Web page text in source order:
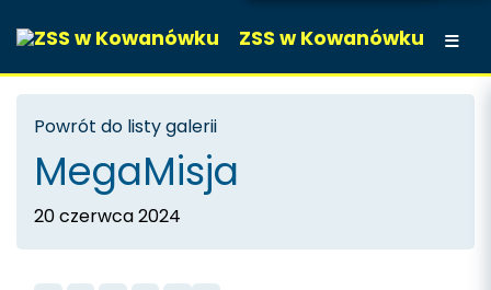
ZSS w Kowanówku
Powrót do listy galerii
MegaMisja
20 czerwca 2024